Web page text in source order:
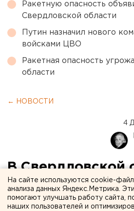
Ракетную опасность
Свердловской области
Путин назначил нового
войсками ЦВО
Ракетная опасность
области
← НОВОСТИ
4
В Свердловской
закрылись
участки
На сайте используются cookie-
анализа данных Яндекс.Метрика.
помогают улучшать работу сайта,
наших пользователей и